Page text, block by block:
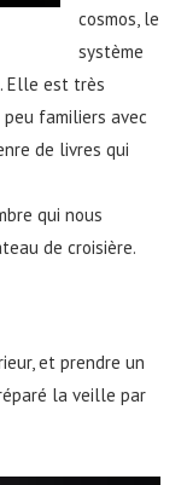
cosmos, le
système
Elle est très
familiers avec
de livres qui
qui nous
de croisière.
et prendre un
la veille par